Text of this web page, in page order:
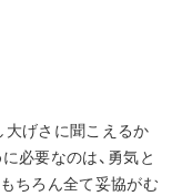
げさに聞こえるか
必要なのは、勇気と
ちろん全て妥協がむ